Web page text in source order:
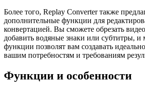
Более того, Replay Converter также
дополнительные функции для
конвертацией. Вы сможете обрезать
добавить водяные знаки или субтитры, и
функции позволят вам создавать
вашим потребностям и требованиям
Функции и особенности